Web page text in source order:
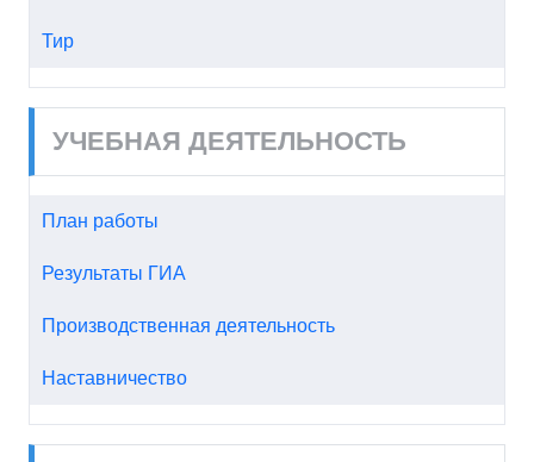
Тир
УЧЕБНАЯ ДЕЯТЕЛЬНОСТЬ
План работы
Результаты ГИА
Производственная деятельность
Наставничество